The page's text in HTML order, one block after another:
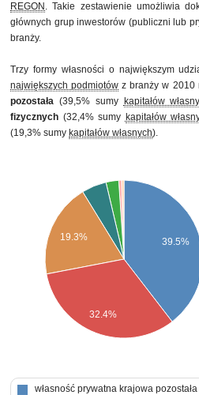
REGON . Takie zestawienie umożliwia
głównych grup inwestorów (publiczni lub
branży.
Trzy formy własności o największym
największych podmiotów z branży w 2010
pozostała (39,5% sumy kapitałów
fizycznych (32,4% sumy kapitałów
(19,3% sumy kapitałów własnych).
39.5%
19.3%
32.4%
własność prywatna krajowa pozostała